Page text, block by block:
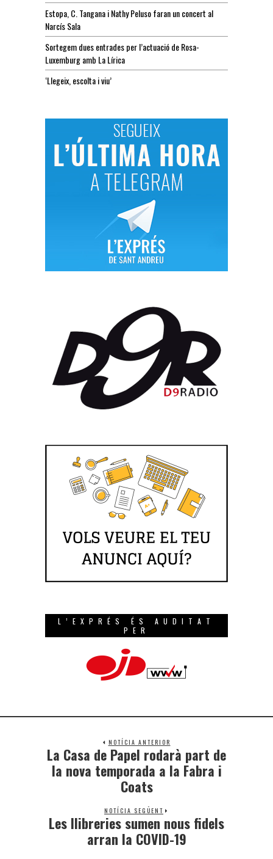
Estopa, C. Tangana i Nathy Peluso faran un concert al
Narcís Sala
Sortegem dues entrades per l’actuació de Rosa-
Luxemburg amb La Lírica
‘Llegeix, escolta i viu’
L’EXPRÉS ÉS AUDITAT
PER
NOTÍCIA ANTERIOR
La Casa de Papel rodarà part de
la nova temporada a la Fabra i
Coats
NOTÍCIA SEGÜENT
Les llibreries sumen nous fidels
arran la COVID-19